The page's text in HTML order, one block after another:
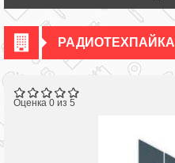
РАДИОТЕХПАЙКА
Оценка 0 из 5